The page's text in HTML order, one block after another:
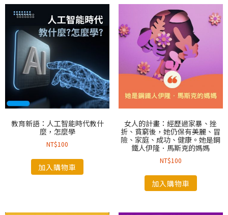
教育新語：人工智能時代教什
麼，怎麼學
NT$100
加入購物車
女人的計畫：經歷過家暴、挫
折、貧窮後，她仍保有美麗、冒
險、家庭、成功、健康。她是鋼
鐵人伊隆．馬斯克的媽媽
NT$100
加入購物車